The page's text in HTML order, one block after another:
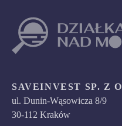
SAVEINVEST SP. Z
ul. Dunin-Wąsowicza 8/9
30-112 Kraków